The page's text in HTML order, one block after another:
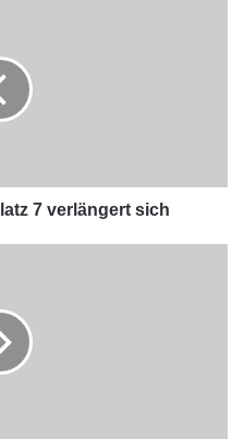
7 verlängert sich